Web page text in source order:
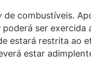
de combustíveis.
poderá ser exercida
estará restrita ao
estar